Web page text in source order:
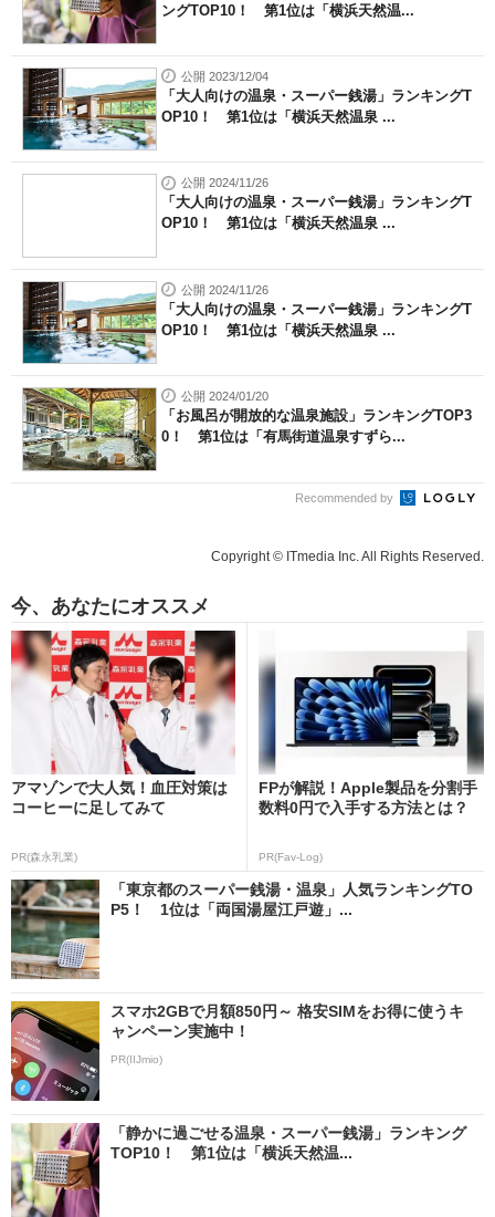
ングTOP10！ 第1位は「横浜天然温...
公開 2023/12/04
「大人向けの温泉・スーパー銭湯」ランキングT
OP10！ 第1位は「横浜天然温泉 ...
公開 2024/11/26
「大人向けの温泉・スーパー銭湯」ランキングT
OP10！ 第1位は「横浜天然温泉 ...
公開 2024/11/26
「大人向けの温泉・スーパー銭湯」ランキングT
OP10！ 第1位は「横浜天然温泉 ...
公開 2024/01/20
「お風呂が開放的な温泉施設」ランキングTOP3
0！ 第1位は「有馬街道温泉すずら...
Recommended by
Copyright © ITmedia Inc. All Rights Reserved.
今、あなたにオススメ
アマゾンで大人気！血圧対策は
コーヒーに足してみて
PR(森永乳業)
FPが解説！Apple製品を分割手
数料0円で入手する方法とは？
PR(Fav-Log)
「東京都のスーパー銭湯・温泉」人気ランキングTO
P5！ 1位は「両国湯屋江戸遊」...
スマホ2GBで月額850円～ 格安SIMをお得に使うキ
ャンペーン実施中！
PR(IIJmio)
「静かに過ごせる温泉・スーパー銭湯」ランキング
TOP10！ 第1位は「横浜天然温...